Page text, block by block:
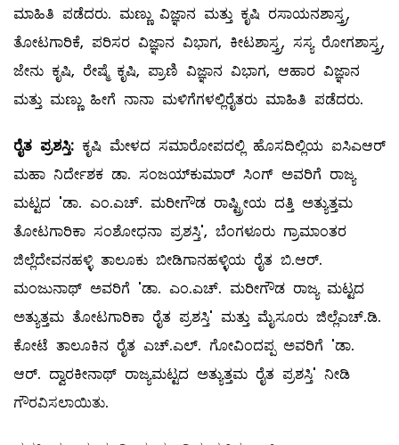
ಮಾಹಿತಿ ಪಡೆದರು. ಮಣ್ಣು ವಿಜ್ಞಾನ ಮತ್ತು ಕೃಷಿ ರಸಾಯನಶಾಸ್ತ್ರ,
ತೋಟಗಾರಿಕೆ, ಪರಿಸರ ವಿಜ್ಞಾನ ವಿಭಾಗ, ಕೀಟಶಾಸ್ತ್ರ, ಸಸ್ಯ ರೋಗಶಾಸ್ತ್ರ,
ಜೇನು ಕೃಷಿ, ರೇಷ್ಮೆ ಕೃಷಿ, ಪ್ರಾಣಿ ವಿಜ್ಞಾನ ವಿಭಾಗ, ಆಹಾರ ವಿಜ್ಞಾನ
ಮತ್ತು ಮಣ್ಣು ಹೀಗೆ ನಾನಾ ಮಳಿಗೆಗಳಲ್ಲಿರೈತರು ಮಾಹಿತಿ ಪಡೆದರು.
ರೈತ ಪ್ರಶಸ್ತಿ: ಕೃಷಿ ಮೇಳದ ಸಮಾರೋಪದಲ್ಲಿ ಹೊಸದಿಲ್ಲಿಯ ಐಸಿಎಆರ್‌
ಮಹಾ ನಿರ್ದೇಶಕ ಡಾ. ಸಂಜಯ್‌ಕುಮಾರ್‌ ಸಿಂಗ್‌ ಅವರಿಗೆ ರಾಜ್ಯ
ಮಟ್ಟದ 'ಡಾ. ಎಂ.ಎಚ್‌. ಮರೀಗೌಡ ರಾಷ್ಟ್ರೀಯ ದತ್ತಿ ಅತ್ಯುತ್ತಮ
ತೋಟಗಾರಿಕಾ ಸಂಶೋಧನಾ ಪ್ರಶಸ್ತಿ', ಬೆಂಗಳೂರು ಗ್ರಾಮಾಂತರ
ಜಿಲ್ಲೆದೇವನಹಳ್ಳಿ ತಾಲೂಕು ಬೀಡಿಗಾನಹಳ್ಳಿಯ ರೈತ ಬಿ.ಆರ್‌.
ಮಂಜುನಾಥ್‌ ಅವರಿಗೆ 'ಡಾ. ಎಂ.ಎಚ್‌. ಮರೀಗೌಡ ರಾಜ್ಯ ಮಟ್ಟದ
ಅತ್ಯುತ್ತಮ ತೋಟಗಾರಿಕಾ ರೈತ ಪ್ರಶಸ್ತಿ' ಮತ್ತು ಮೈಸೂರು ಜಿಲ್ಲೆಎಚ್‌.ಡಿ.
ಕೋಟೆ ತಾಲೂಕಿನ ರೈತ ಎಚ್‌.ಎಲ್‌. ಗೋವಿಂದಪ್ಪ ಅವರಿಗೆ 'ಡಾ.
ಆರ್‌. ದ್ವಾರಕೀನಾಥ್‌ ರಾಜ್ಯಮಟ್ಟದ ಅತ್ಯುತ್ತಮ ರೈತ ಪ್ರಶಸ್ತಿ' ನೀಡಿ
ಗೌರವಿಸಲಾಯಿತು.